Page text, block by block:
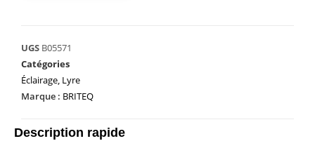
UGS B05571
Catégories
Éclairage, Lyre
Marque : BRITEQ
Description rapide